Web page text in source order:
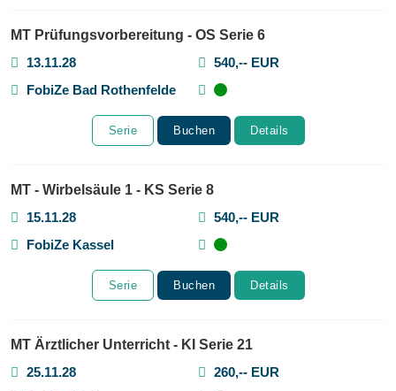
MT Prüfungsvorbereitung - OS Serie 6
13.11.28
540,-- EUR
FobiZe Bad Rothenfelde
Serie Buchen Details
MT - Wirbelsäule 1 - KS Serie 8
15.11.28
540,-- EUR
FobiZe Kassel
Serie Buchen Details
MT Ärztlicher Unterricht - KI Serie 21
25.11.28
260,-- EUR